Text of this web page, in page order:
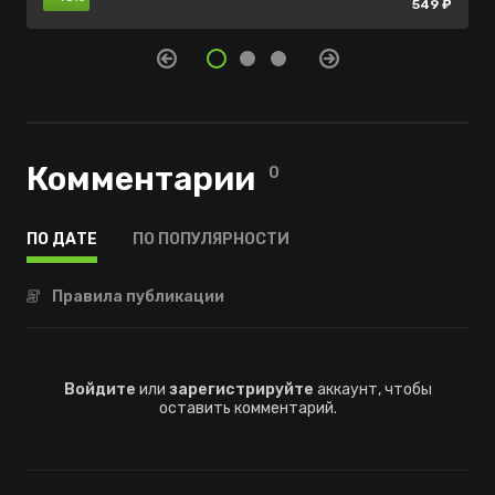
549 ₽
Комментарии 0
ПО ДАТЕ ПО ПОПУЛЯРНОСТИ
Правила публикации
Войдите или зарегистрируйте аккаунт, чтобы
оставить комментарий.